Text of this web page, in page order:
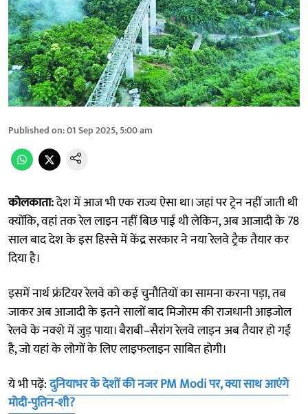
Published on:01 Sep 2025, 5:00 am
कोलकाता:देश में आज भी एक राज्य ऐसा था। जहां पर ट्रेन नहीं जाती थी
क्योंकि, वहां तक रेल लाइन नहीं बिछ पाई थी लेकिन, अब आजादी के 78
साल बाद देश के इस हिस्से में केंद्र सरकार ने नया रेलवे ट्रैक तैयार कर
दिया है।
इसमें नार्थ फ्रंटियर रेलवे को कई चुनौतियों का सामना करना पड़ा, तब
जाकर अब आजादी के इतने सालों बाद मिजोरम की राजधानी आइजोल
रेलवे के नक्शे में जुड़ पाया। बैराबी–सैरांग रेलवे लाइन अब तैयार हो गई
है, जो यहां के लोगों के लिए लाइफलाइन साबित होगी।
ये भी पढ़ें:दुनियाभर के देशों की नजर PM Modi पर, क्या साथ आएंगे
मोदी-पुतिन-शी?